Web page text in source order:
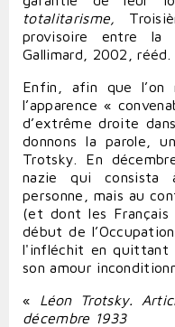
totalitarisme,
provisoire entre la
Gallimard, 2002,
Enfin, afin que l’on
l’apparence «
d’extrême droite
donnons la parole,
Trotsky. En
nazie qui consista
personne, mais au
(et dont les
début de
l'infléchit en quittant
son amour
« Léon Trotsky.
décembre 1933